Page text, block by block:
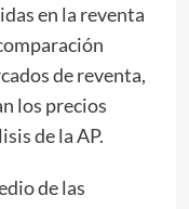
en la reventa
de reventa,
los precios
de la AP.
de las